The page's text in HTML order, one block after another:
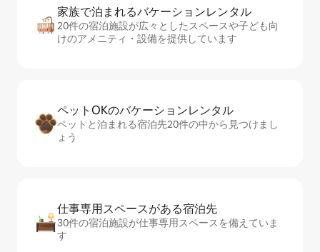
家族で泊まれるバ⁠ケ⁠ー⁠シ⁠ョ⁠ンレ⁠ン⁠タ⁠ル
20件の宿泊施設が広々としたスペースや子ども向
けのアメニティ・設備を提供しています
ペットOKのバ⁠ケ⁠ー⁠シ⁠ョ⁠ンレ⁠ン⁠タ⁠ル
ペットと泊まれる宿泊先20件の中から見つけまし
ょう
仕事専用ス⁠ペ⁠ー⁠スがあ⁠る宿⁠泊⁠先
30件の宿泊施設が仕事専用スペースを備えていま
す